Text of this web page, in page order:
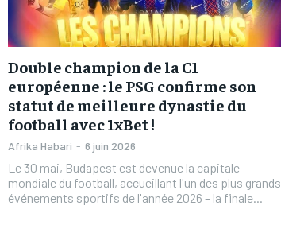
Double champion de la C1
européenne : le PSG confirme son
statut de meilleure dynastie du
football avec 1xBet !
Afrika Habari - 6 juin 2026
Le 30 mai, Budapest est devenue la capitale
mondiale du football, accueillant l'un des plus grands
événements sportifs de l'année 2026 – la finale...